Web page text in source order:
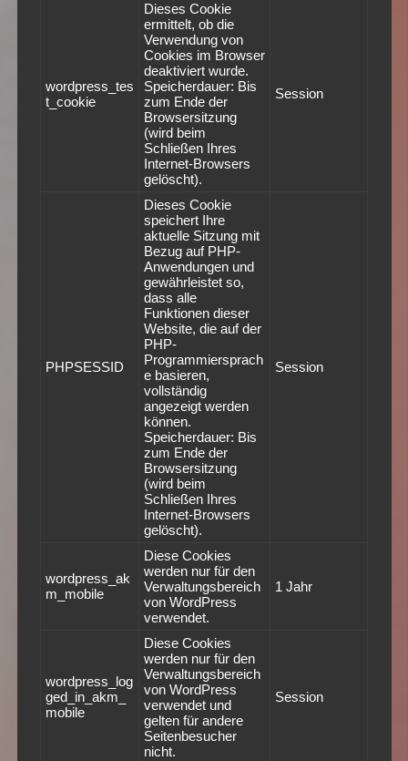
wordpress_tes
t_cookie
Dieses Cookie
ermittelt, ob die
Verwendung von
Cookies im Browser
deaktiviert wurde.
Speicherdauer: Bis
zum Ende der
Browsersitzung
(wird beim
Schließen Ihres
Internet-Browsers
gelöscht).
Session
PHPSESSID
Dieses Cookie
speichert Ihre
aktuelle Sitzung mit
Bezug auf PHP-
Anwendungen und
gewährleistet so,
dass alle
Funktionen dieser
Website, die auf der
PHP-
Programmiersprach
e basieren,
vollständig
angezeigt werden
können.
Speicherdauer: Bis
zum Ende der
Browsersitzung
(wird beim
Schließen Ihres
Internet-Browsers
gelöscht).
Session
wordpress_ak
m_mobile
Diese Cookies
werden nur für den
Verwaltungsbereich
von WordPress
verwendet.
1 Jahr
wordpress_log
ged_in_akm_
mobile
Diese Cookies
werden nur für den
Verwaltungsbereich
von WordPress
verwendet und
gelten für andere
Seitenbesucher
nicht.
Session